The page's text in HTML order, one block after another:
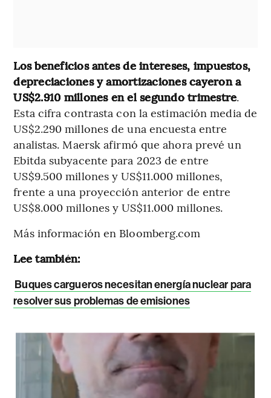
Los beneficios antes de intereses, impuestos,
depreciaciones y amortizaciones cayeron a
US$2.910 millones en el segundo trimestre.
Esta cifra contrasta con la estimación media de
US$2.290 millones de una encuesta entre
analistas. Maersk afirmó que ahora prevé un
Ebitda subyacente para 2023 de entre
US$9.500 millones y US$11.000 millones,
frente a una proyección anterior de entre
US$8.000 millones y US$11.000 millones.
Más información en Bloomberg.com
Lee también:
Buques cargueros necesitan energía nuclear para
resolver sus problemas de emisiones